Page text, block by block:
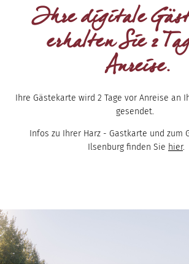
Ihre digitale
erhalten Sie 2
Anreise.
Ihre Gästekarte wird 2 Tage vor Anreise an
gesendet.
Infos zu Ihrer Harz - Gastkarte und zum
Ilsenburg finden Sie hier.